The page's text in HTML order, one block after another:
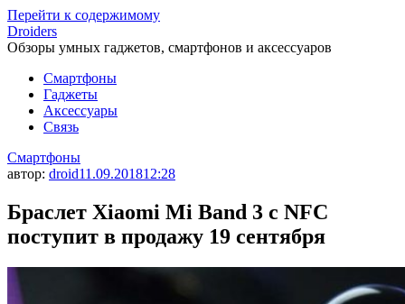
Перейти к содержимому
Droiders
Обзоры умных гаджетов, смартфонов и аксессуаров
Смартфоны
Гаджеты
Аксессуары
Связь
Смартфоны
автор: droid11.09.201812:28
Браслет Xiaomi Mi Band 3 с NFC
поступит в продажу 19 сентября